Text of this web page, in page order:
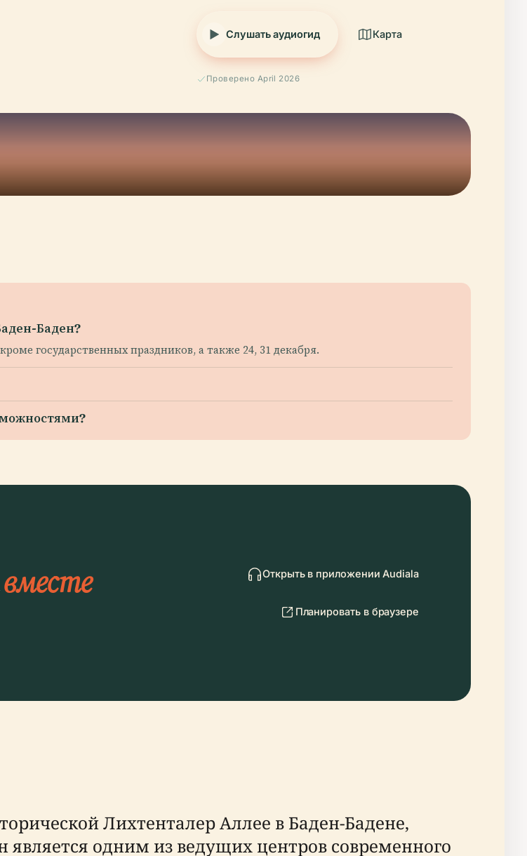
Слушать аудиогид Карта
Проверено April 2026
Баден?
государственных праздников, а также 24, 31 декабря.
вместе Открыть в приложении Audiala
Планировать в браузере
Лихтенталер Аллее в Баден-Бадене,
является одним из ведущих центров современного